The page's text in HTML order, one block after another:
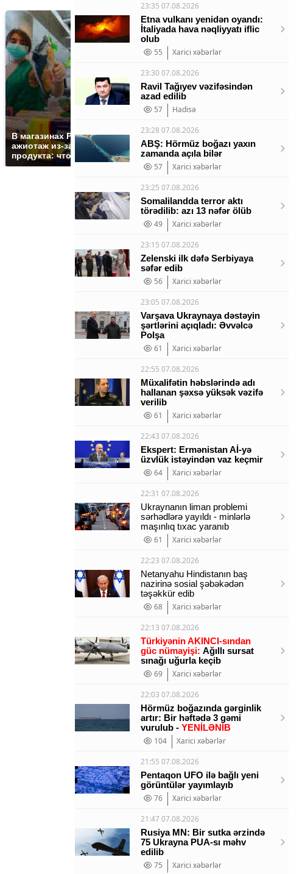
В магазинах России
ажиотаж из-за этого
продукта: что купить?
полицейскую
машину напали и
подожгли.
23:35 07.08.2026
Etna vulkanı yenidən oyandı:
İtaliyada hava nəqliyyatı iflic
olub
55
Xarici xəbərlər
23:30 07.08.2026
Ravil Tağıyev vəzifəsindən
azad edilib
57
Hadisə
23:28 07.08.2026
ABŞ: Hörmüz boğazı yaxın
zamanda açıla bilər
57
Xarici xəbərlər
23:25 07.08.2026
Somalilandda terror aktı
törədilib: azı 13 nəfər ölüb
49
Xarici xəbərlər
23:15 07.08.2026
Zelenski ilk dəfə Serbiyaya
səfər edib
56
Xarici xəbərlər
23:05 07.08.2026
Varşava Ukraynaya dəstəyin
şərtlərini açıqladı: Əvvəlcə
Polşa
61
Xarici xəbərlər
22:55 07.08.2026
Müxalifətin həbslərində adı
hallanan şəxsə yüksək vəzifə
verilib
61
Xarici xəbərlər
22:43 07.08.2026
Ekspert: Ermənistan Aİ-yə
üzvlük istəyindən vaz keçmir
64
Xarici xəbərlər
22:31 07.08.2026
Ukraynanın liman problemi
sərhədlərə yayıldı - minlərlə
maşınlıq tıxac yaranıb
61
Xarici xəbərlər
22:23 07.08.2026
Netanyahu Hindistanın baş
nazirinə sosial şəbəkədən
təşəkkür edib
68
Xarici xəbərlər
22:13 07.08.2026
Türkiyənin AKINCI-sından
güc nümayişi: Ağıllı sursat
sınağı uğurla keçib
69
Xarici xəbərlər
22:03 07.08.2026
Hörmüz boğazında gərginlik
artır: Bir həftədə 3 gəmi
vurulub - YENİLƏNİB
104
Xarici xəbərlər
21:55 07.08.2026
Pentaqon UFO ilə bağlı yeni
görüntülər yayımlayıb
76
Xarici xəbərlər
21:47 07.08.2026
Rusiya MN: Bir sutka ərzində
75 Ukrayna PUA-sı məhv
edilib
75
Xarici xəbərlər